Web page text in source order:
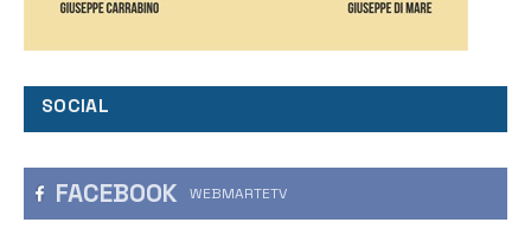
SOCIAL
FACEBOOK WEBMARTETV